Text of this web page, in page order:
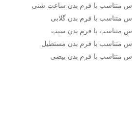
متناسب با فرم بدن ساعت شنی
متناسب با فرم بدن گلابی
متناسب با فرم بدن سیب
متناسب با فرم بدن مستطیل
متناسب با فرم بدن بیضی